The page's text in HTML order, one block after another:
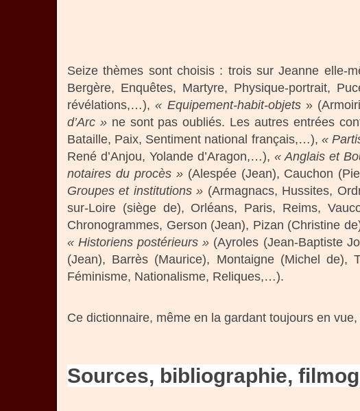
Seize thèmes sont choisis : trois sur Jeanne elle-
Bergère, Enquêtes, Martyre, Physique-portrait,
révélations,…),« Equipement-habit-objets»
d’Arc »ne sont pas oubliés. Les autres entrées
Bataille, Paix, Sentiment national français,…), «
René d’Anjou, Yolande d’Aragon,…), « Anglais et
notaires du procès »(Alespée (Jean), Cauchon
Groupes et institutions » (Armagnacs, Hussites,
sur-Loire (siège de), Orléans, Paris, Reims,
Chronogrammes, Gerson (Jean), Pizan (Christine
« Historiens postérieurs » (Ayroles (Jean-Baptiste
(Jean), Barrès (Maurice), Montaigne (Michel
Féminisme, Nationalisme, Reliques,…).
Ce dictionnaire, même en la gardant toujours en
Sources, bibliographie,